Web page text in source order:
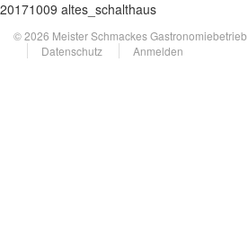
20171009 altes_schalthaus
© 2026 Meister Schmackes Gastronomiebetrieb
Datenschutz
Anmelden